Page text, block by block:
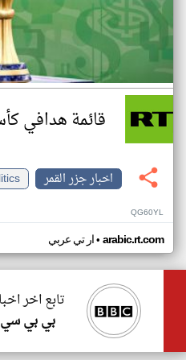
قائمة هدافي كأس
اخبار جزر القمر
QG60YL
ار تي عربي• arabic.rt.com
تابع اخر
بي بي